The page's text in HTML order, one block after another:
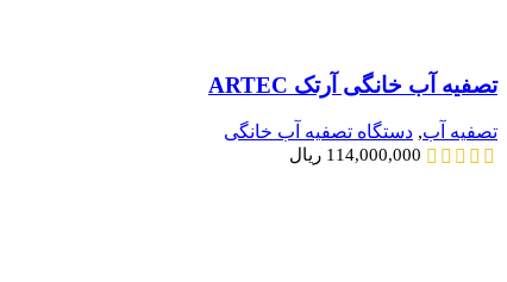
تصفیه آب خانگی آرتک ARTEC
تصفیه آب, دستگاه تصفیه آب خانگی
114,000,000 ریال